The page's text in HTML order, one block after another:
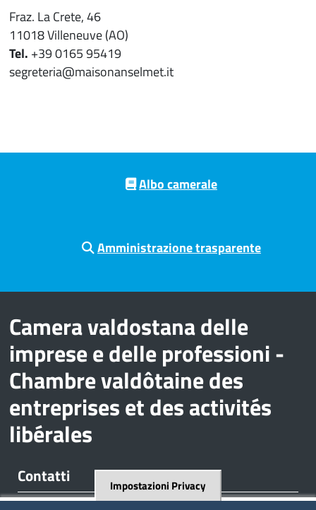
Fraz. La Crete, 46
11018 Villeneuve (AO)
Tel. +39 0165 95419
segreteria@maisonanselmet.it
Pre footer navigation
Albo camerale
Amministrazione trasparente
Camera valdostana delle
imprese e delle professioni -
Chambre valdôtaine des
entreprises et des activités
libérales
Contatti Impostazioni Privacy